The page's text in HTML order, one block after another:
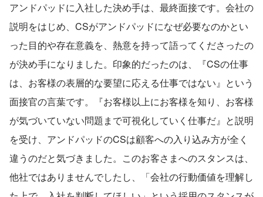
アンドパッドに入社した決め手は、最終面接です。会社の
説明をはじめ、CSがアンドパッドになぜ必要なのかとい
った目的や存在意義を、熱意を持って語ってくださったの
が決め手になりました。印象的だったのは、『CSの仕事
は、お客様の表層的な要望に応える仕事ではない』という
面接官の言葉です。『お客様以上にお客様を知り、お客様
が気づいていない問題まで可視化していく仕事だ』と説明
を受け、アンドパッドのCSは顧客への入り込み方が全く
違うのだと気づきました。このお客さまへのスタンスは、
他社ではありませんでしたし、「会社の行動価値を理解し